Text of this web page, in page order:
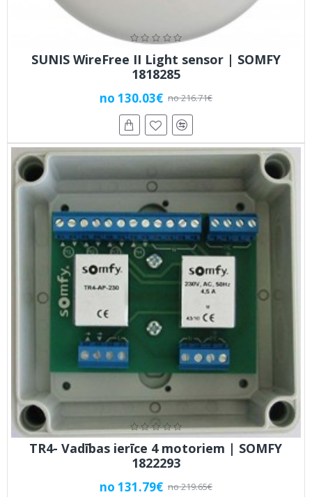
SUNIS WireFree II Light sensor | SOMFY
1818285
no 130.03€ no 216.71€
TR4- Vadības ierīce 4 motoriem | SOMFY
1822293
no 131.79€ no 219.65€